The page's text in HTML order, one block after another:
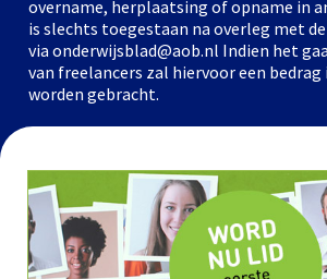
overname, herplaatsing of opname in
is slechts toegestaan na overleg met
via onderwijsblad@aob.nl Indien het
van freelancers zal hiervoor een
worden gebracht.